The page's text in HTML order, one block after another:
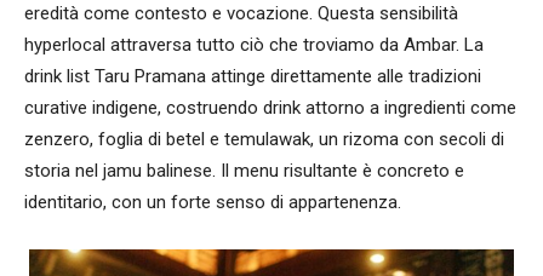
eredità come contesto e vocazione. Questa sensibilità
hyperlocal attraversa tutto ciò che troviamo da Ambar. La
drink list Taru Pramana attinge direttamente alle tradizioni
curative indigene, costruendo drink attorno a ingredienti come
zenzero, foglia di betel e temulawak, un rizoma con secoli di
storia nel jamu balinese. Il menu risultante è concreto e
identitario, con un forte senso di appartenenza.